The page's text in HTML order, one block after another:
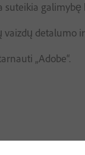
suteikia
vaizdų detalumo
„Adobe“.